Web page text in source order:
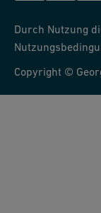
Durch Nutzung
Copyright ©